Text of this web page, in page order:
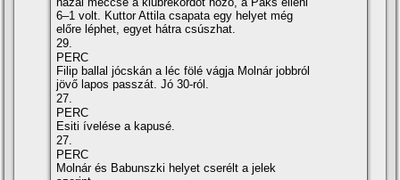
6–1 volt. Kuttor Attila csapata egy helyet még
előre léphet, egyet hátra csúszhat.
29.
PERC
Filip ballal jócskán a léc fölé vágja Molnár jobbról
jövő lapos passzát. Jó 30-ról.
27.
PERC
Esiti ívelése a kapusé.
27.
PERC
Molnár és Babunszki helyet cserélt a jelek